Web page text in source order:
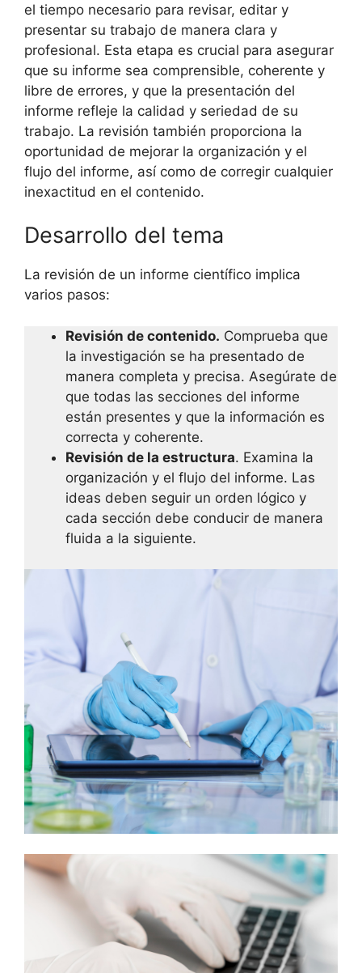
el tiempo necesario para revisar, editar y
presentar su trabajo de manera clara y
profesional. Esta etapa es crucial para asegurar
que su informe sea comprensible, coherente y
libre de errores, y que la presentación del
informe refleje la calidad y seriedad de su
trabajo. La revisión también proporciona la
oportunidad de mejorar la organización y el
flujo del informe, así como de corregir cualquier
inexactitud en el contenido.
Desarrollo del tema
La revisión de un informe científico implica
varios pasos:
Revisión de contenido. Comprueba que
la investigación se ha presentado de
manera completa y precisa. Asegúrate de
que todas las secciones del informe
están presentes y que la información es
correcta y coherente.
Revisión de la estructura. Examina la
organización y el flujo del informe. Las
ideas deben seguir un orden lógico y
cada sección debe conducir de manera
fluida a la siguiente.